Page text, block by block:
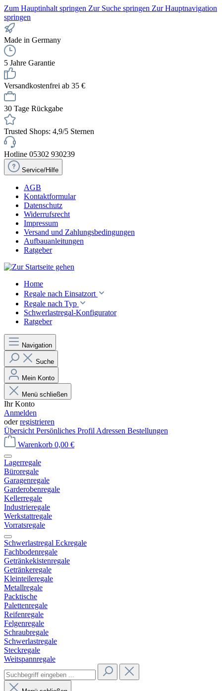
Zum Hauptinhalt springen Zur Suche springen Zur Hauptnavigation
springen
Made in Germany
5 Jahre Garantie
Versandkostenfrei ab 35 €
30 Tage Rückgabe
Trusted Shops: 4,9/5 Sternen
Hotline 05302 930239
Service/Hilfe
AGB
Kontaktformular
Datenschutz
Widerrufsrecht
Impressum
Versand und Zahlungsbedingungen
Aufbauanleitungen
Ratgeber
Home
Regale nach Einsatzort
Regale nach Typ
Schwerlastregal-Konfigurator
Ratgeber
Navigation
Suche
Mein Konto
Menü schließen
Ihr Konto
Anmelden
oderregistrieren
Übersicht Persönliches Profil Adressen Bestellungen
Warenkorb 0,00 €
Lagerregale
Büroregale
Garagenregale
Garderobenregale
Kellerregale
Industrieregale
Werkstattregale
Vorratsregale
Schwerlastregal Eckregale
Fachbodenregale
Getränkekistenregale
Getränkeregale
Kleinteileregale
Metallregale
Packtische
Palettenregale
Reifenregale
Felgenregale
Schraubregale
Schwerlastregale
Steckregale
Weitspannregale